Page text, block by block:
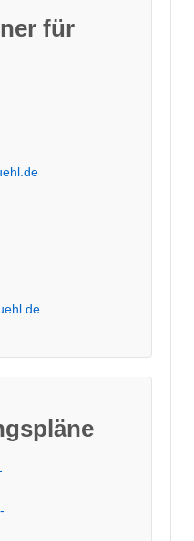
für